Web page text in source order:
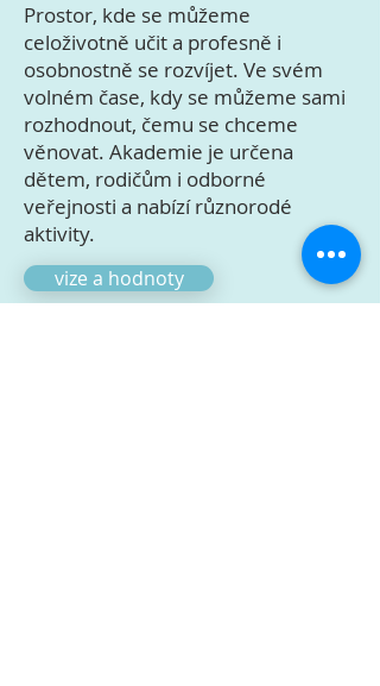
Prostor, kde se můžeme
celoživotně učit a profesně i
osobnostně se rozvíjet. Ve svém
volném čase, kdy se můžeme sami
rozhodnout, čemu se chceme
věnovat. Akademie je určena
dětem, rodičům i odborné
veřejnosti a nabízí různorodé
aktivity.
vize a hodnoty